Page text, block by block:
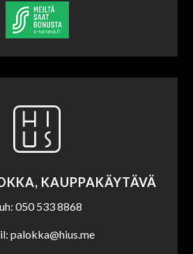
KAUPPAKÄYTÄVÄ
050 533 8868
palokka@hius.me